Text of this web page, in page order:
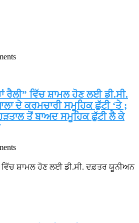
ਰੈਲੀ” ਵਿੱਚ ਸ਼ਾਮਲ ਹੋਣ ਲਈ ਡੀ.ਸੀ.
ਦੇ ਕਰਮਚਾਰੀ ਸਮੂਹਿਕ ਛੁੱਟੀ ‘ਤੇ ;
ਤੋਂ ਬਾਅਦ ਸਮੂਹਿਕ ਛੁੱਟੀ ਲੈ ਕੇ
ਵਿੱਚ ਸ਼ਾਮਲ ਹੋਣ ਲਈ ਡੀ.ਸੀ. ਦਫ਼ਤਰ ਯੂਨੀਅਨ